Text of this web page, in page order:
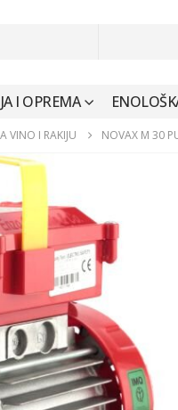
I OPREMA
VINO I RAKIJU NOVAX M 30